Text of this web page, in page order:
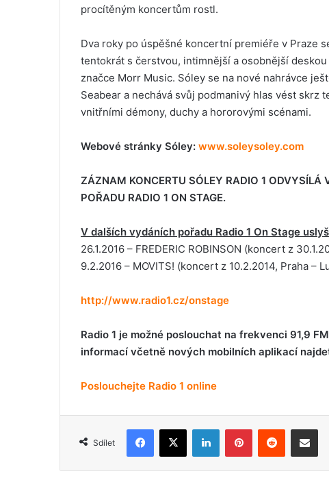
procítěným koncertům rostl.
Dva roky po úspěšné koncertní premiéře v Praze
tentokrát s čerstvou, intimnější a osobnější deskou
značce Morr Music. Sóley se na nové nahrávce
Seabear a nechává svůj podmanivý hlas vést skrz
vnitřními démony, duchy a hororovými scénami.
Webové stránky Sóley: www.soleysoley.com
ZÁZNAM KONCERTU SÓLEY RADIO 1
POŘADU RADIO 1 ON STAGE.
V dalších vydáních pořadu Radio 1 On Stage
26.1.2016 – FREDERIC ROBINSON (koncert z
9.2.2016 – MOVITS! (koncert z 10.2.2014, Praha –
http://www.radio1.cz/onstage
Radio 1 je možné poslouchat na frekvenci 91,9
informací včetně nových mobilních aplikací
Poslouchejte Radio 1 online
Sdílet